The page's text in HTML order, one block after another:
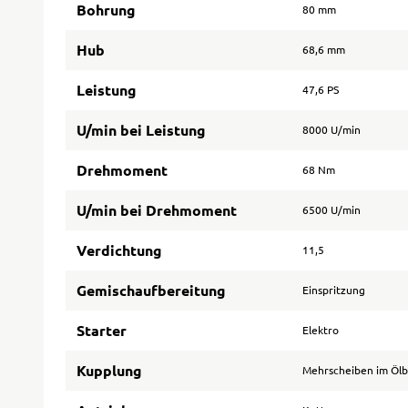
Bohrung 80 mm
Hub 68,6 mm
Leistung 47,6 PS
U/min bei Leistung 8000 U/min
Drehmoment 68 Nm
U/min bei Drehmoment 6500 U/min
Verdichtung 11,5
Gemischaufbereitung Einspritzung
Starter Elektro
Kupplung Mehrscheiben im